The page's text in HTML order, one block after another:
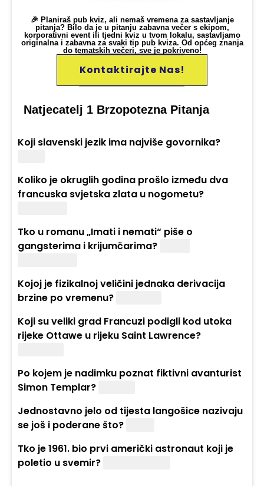
🎉 Planiraš pub kviz, ali nemaš vremena za sastavljanje
pitanja? Bilo da je u pitanju zabavna večer s ekipom,
korporativni event ili tjedni kviz u tvom lokalu, sastavljamo
originalna i zabavna za svaki tip pub kviza. Od općeg znanja
do tematskih večeri, sve je pokriveno!
Kontaktirajte Nas!
Natjecatelj 1 Brzopotezna Pitanja
Koji slavenski jezik ima najviše govornika?
Koliko je okruglih godina prošlo između dva
francuska svjetska zlata u nogometu?
Tko u romanu „Imati i nemati“ piše o
gangsterima i krijumčarima?
Kojoj je fizikalnoj veličini jednaka derivacija
brzine po vremenu?
Koji su veliki grad Francuzi podigli kod utoka
rijeke Ottawe u rijeku Saint Lawrence?
Po kojem je nadimku poznat fiktivni avanturist
Simon Templar?
Jednostavno jelo od tijesta langošice nazivaju
se još i poderane što?
Tko je 1961. bio prvi američki astronaut koji je
poletio u svemir?